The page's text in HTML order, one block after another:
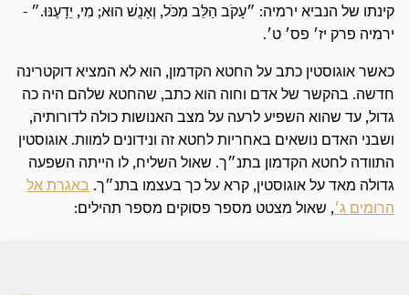
קינתו של הנביא ירמיה: ״עָקֹב הַלֵּב מִכֹּל, וְאָנֻשׁ הוּא; מִי, יֵדָעֶנּוּ.״ -
ירמיה פרק יז׳ פס׳ ט׳.
כאשר אוגוסטין כתב על החטא הקדמון, הוא לא המציא דוקטרינה
חדשה. בהקשר של אדם וחוה הוא כתב, שהחטא שלהם היה כה
גדול, עד שהוא השפיע לרעה על מצב האנושות כולה לדורותיה,
ושבני האדם נושאים באחריות לחטא זה ונידונים למוות. אוגוסטין
התוודה לחטא הקדמון בתנ״ך. שאול השליח, לו הייתה השפעה
גדולה מאד על אוגוסטין, קרא על כך בעצמו בתנ״ך. באגרת אל
הרומים ג׳, שאול מצטט מספר פסוקים מספר תהילים: